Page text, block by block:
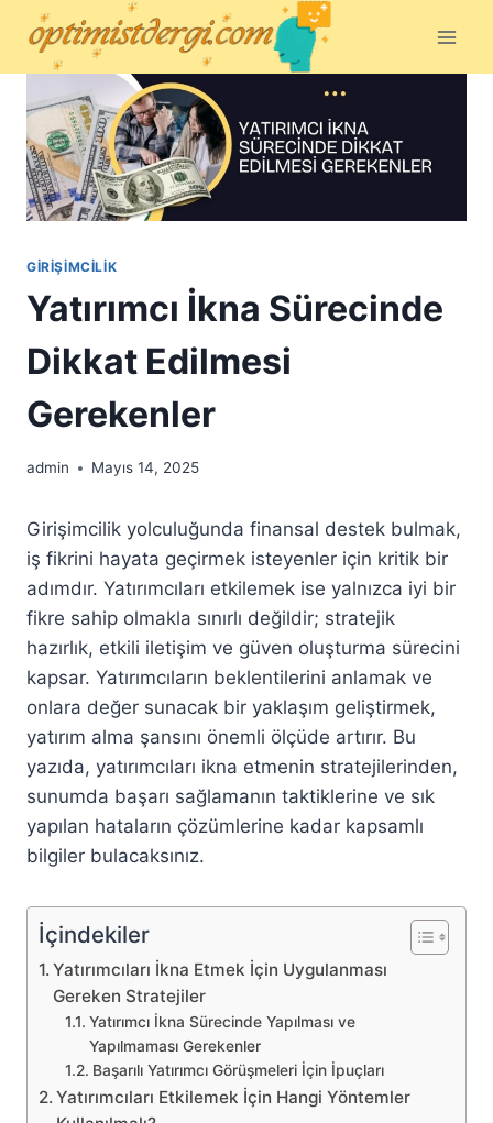
content
GIRIŞIMCILIK
Yatırımcı İkna Sürecinde
Dikkat Edilmesi
Gerekenler
admin Mayıs 14, 2025
Girişimcilik yolculuğunda finansal destek bulmak,
iş fikrini hayata geçirmek isteyenler için kritik bir
adımdır. Yatırımcıları etkilemek ise yalnızca iyi bir
fikre sahip olmakla sınırlı değildir; stratejik
hazırlık, etkili iletişim ve güven oluşturma sürecini
kapsar. Yatırımcıların beklentilerini anlamak ve
onlara değer sunacak bir yaklaşım geliştirmek,
yatırım alma şansını önemli ölçüde artırır. Bu
yazıda, yatırımcıları ikna etmenin stratejilerinden,
sunumda başarı sağlamanın taktiklerine ve sık
yapılan hataların çözümlerine kadar kapsamlı
bilgiler bulacaksınız.
İçindekiler
Yatırımcıları İkna Etmek İçin Uygulanması
Gereken Stratejiler
Yatırımcı İkna Sürecinde Yapılması ve
Yapılmaması Gerekenler
Başarılı Yatırımcı Görüşmeleri İçin İpuçları
Yatırımcıları Etkilemek İçin Hangi Yöntemler